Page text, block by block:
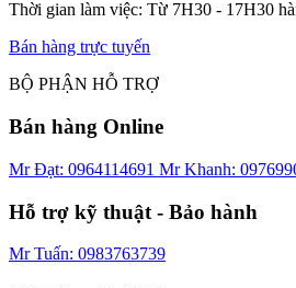
Thời gian làm việc: Từ 7H30 - 17H30
Bán hàng trực tuyến
BỘ PHẬN HỖ TRỢ
Bán hàng Online
Mr Đạt: 0964114691 Mr Khanh:
Hỗ trợ kỹ thuật - Bảo hành
Mr Tuấn: 0983763739